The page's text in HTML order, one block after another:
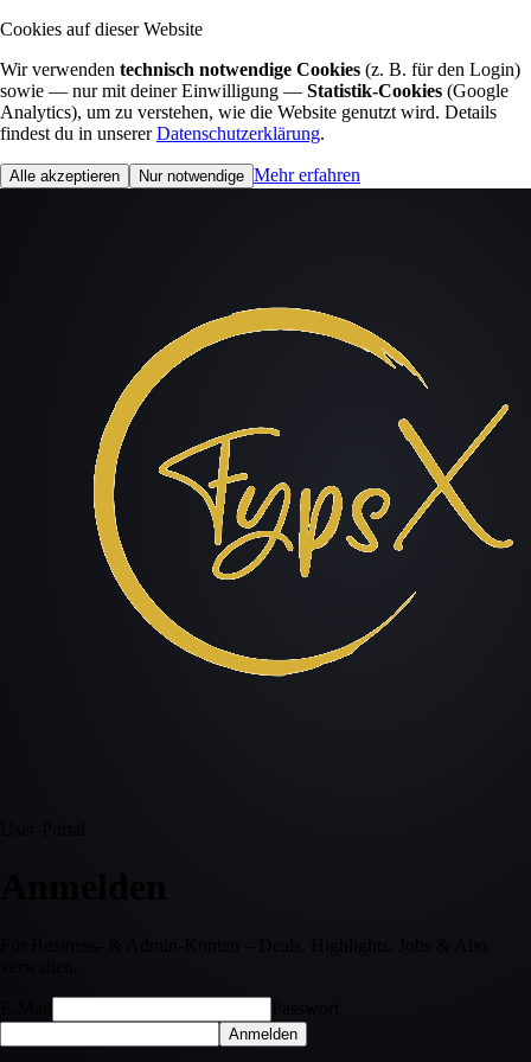
Cookies auf dieser Website
Wir verwenden technisch notwendige Cookies (z. B. für den Login)
sowie — nur mit deiner Einwilligung — Statistik-Cookies (Google
Analytics), um zu verstehen, wie die Website genutzt wird. Details
findest du in unserer Datenschutzerklärung.
Alle akzeptieren Nur notwendige Mehr erfahren
Anmelden